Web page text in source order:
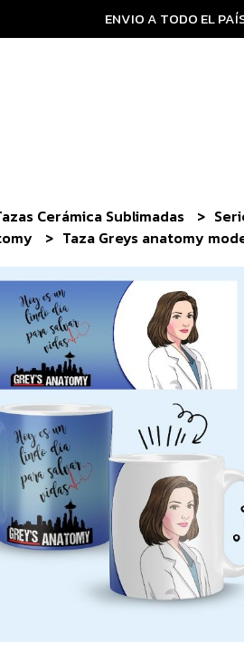
ENVIO A TODO EL
Cerámica Sublimadas
Taza Greys anatomy